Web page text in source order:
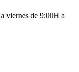
viernes de 9:00H a